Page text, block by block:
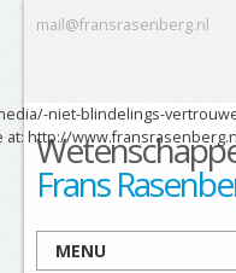
mail@fransrasenberg.nl
Frans
MENU
niet-blindelings-
at: http://